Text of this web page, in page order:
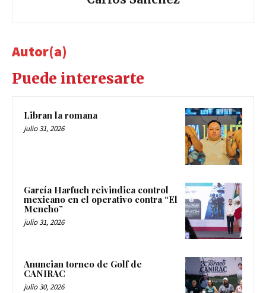
Autor(a)
Puede interesarte
Libran la romana
julio 31, 2026
García Harfuch reivindica control
mexicano en el operativo contra “El
Mencho”
julio 31, 2026
Anuncian torneo de Golf de
CANIRAC
julio 30, 2026